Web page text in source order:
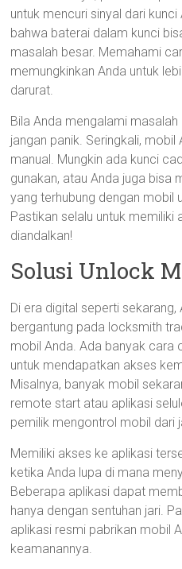
untuk mencuri sinyal dari
bahwa baterai dalam kunci
masalah besar. Memahami
memungkinkan Anda untuk
darurat.
Bila Anda mengalami
jangan panik. Seringkali,
manual. Mungkin ada kunci
gunakan, atau Anda juga bisa
yang terhubung dengan mobil
Pastikan selalu untuk memiliki
diandalkan!
Solusi Unlock
Di era digital seperti sekarang,
bergantung pada locksmith
mobil Anda. Ada banyak cara
untuk mendapatkan akses
Misalnya, banyak mobil
remote start atau aplikasi
pemilik mengontrol mobil dari
Memiliki akses ke aplikasi
ketika Anda lupa di mana
Beberapa aplikasi dapat
hanya dengan sentuhan jari.
aplikasi resmi pabrikan mobil
keamanannya.